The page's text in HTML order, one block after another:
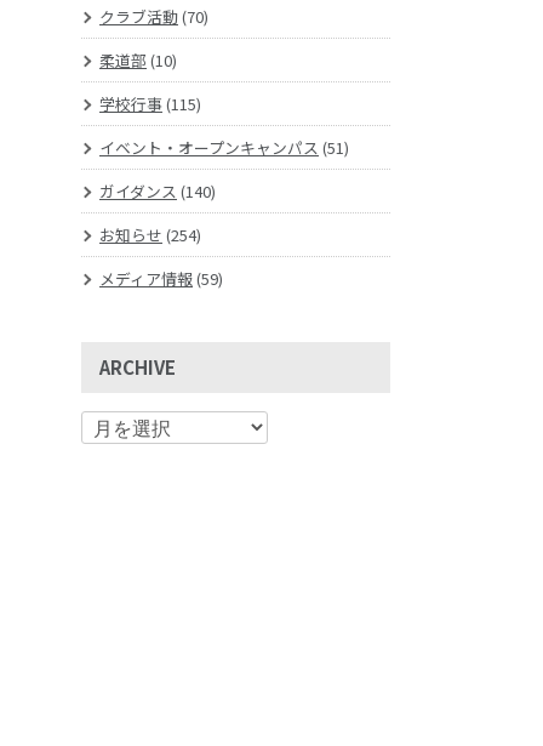
クラブ活動(70)
柔道部 (10)
学校行事(115)
イベント・オープンキャンパス (51)
ガイダンス (140)
お知らせ (254)
メディア情報(59)
ARCHIVE